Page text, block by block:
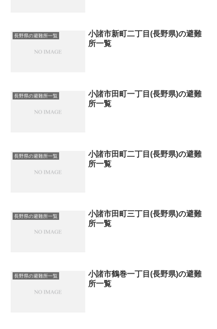
長野県の避難所一覧
小諸市新町二丁目(長野県)の避難
所一覧
長野県の避難所一覧
小諸市田町一丁目(長野県)の避難
所一覧
長野県の避難所一覧
小諸市田町二丁目(長野県)の避難
所一覧
長野県の避難所一覧
小諸市田町三丁目(長野県)の避難
所一覧
長野県の避難所一覧
小諸市鶴巻一丁目(長野県)の避難
所一覧